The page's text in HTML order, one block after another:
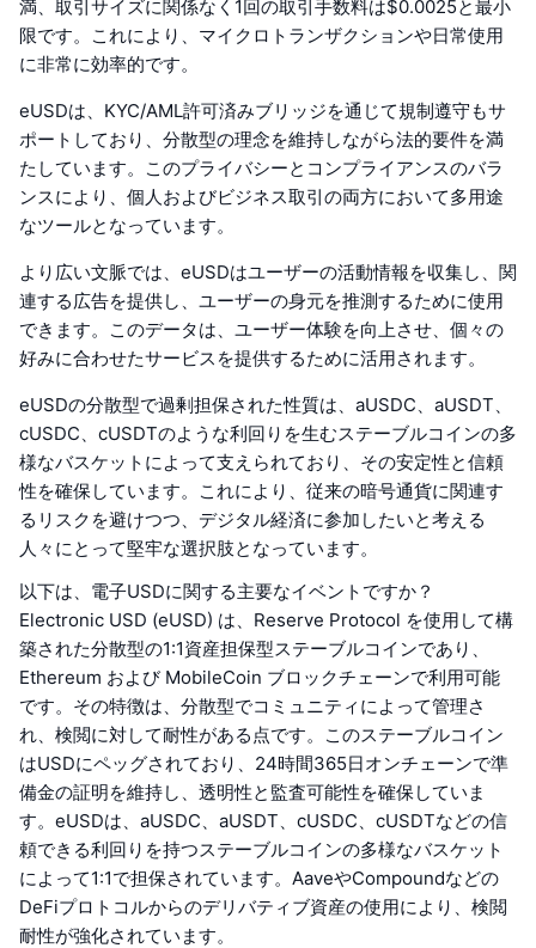
満、取引サイズに関係なく1回の取引手数料は$0.0025と最小
限です。これにより、マイクロトランザクションや日常使用
に非常に効率的です。
eUSDは、KYC/AML許可済みブリッジを通じて規制遵守もサ
ポートしており、分散型の理念を維持しながら法的要件を満
たしています。このプライバシーとコンプライアンスのバラ
ンスにより、個人およびビジネス取引の両方において多用途
なツールとなっています。
より広い文脈では、eUSDはユーザーの活動情報を収集し、関
連する広告を提供し、ユーザーの身元を推測するために使用
できます。このデータは、ユーザー体験を向上させ、個々の
好みに合わせたサービスを提供するために活用されます。
eUSDの分散型で過剰担保された性質は、aUSDC、aUSDT、
cUSDC、cUSDTのような利回りを生むステーブルコインの多
様なバスケットによって支えられており、その安定性と信頼
性を確保しています。これにより、従来の暗号通貨に関連す
るリスクを避けつつ、デジタル経済に参加したいと考える
人々にとって堅牢な選択肢となっています。
以下は、電子USDに関する主要なイベントですか？
Electronic USD (eUSD) は、Reserve Protocol を使用して構
築された分散型の1:1資産担保型ステーブルコインであり、
Ethereum および MobileCoin ブロックチェーンで利用可能
です。その特徴は、分散型でコミュニティによって管理さ
れ、検閲に対して耐性がある点です。このステーブルコイン
はUSDにペッグされており、24時間365日オンチェーンで準
備金の証明を維持し、透明性と監査可能性を確保していま
す。eUSDは、aUSDC、aUSDT、cUSDC、cUSDTなどの信
頼できる利回りを持つステーブルコインの多様なバスケット
によって1:1で担保されています。AaveやCompoundなどの
DeFiプロトコルからのデリバティブ資産の使用により、検閲
耐性が強化されています。